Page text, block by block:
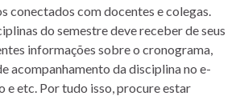
conectados com docentes e colegas.
do semestre deve receber de seus
informações sobre o cronograma,
acompanhamento da disciplina no e-
e etc. Por tudo isso, procure estar